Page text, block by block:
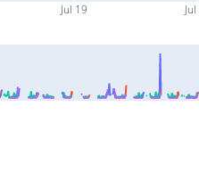
Jul 19